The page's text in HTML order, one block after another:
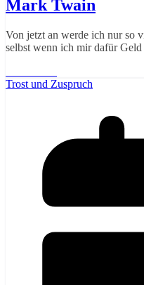
Mark Twain
Von jetzt an werde ich nur so
selbst wenn ich mir dafür Geld
Trost und Zuspruch